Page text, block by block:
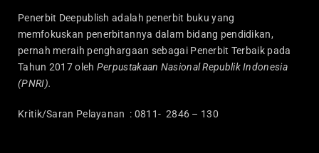
Penerbit Deepublish adalah penerbit buku yang
memfokuskan penerbitannya dalam bidang pendidikan,
pernah meraih penghargaan sebagai Penerbit Terbaik pada
Tahun 2017 oleh Perpustakaan Nasional Republik Indonesia
(PNRI).
Kritik/Saran Pelayanan : 0811- 2846 – 130